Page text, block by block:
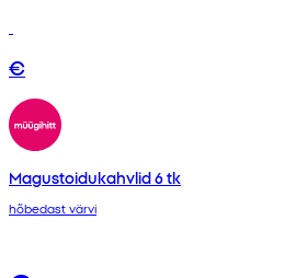
€
Magustoidukahvlid 6 tk
hõbedast värvi